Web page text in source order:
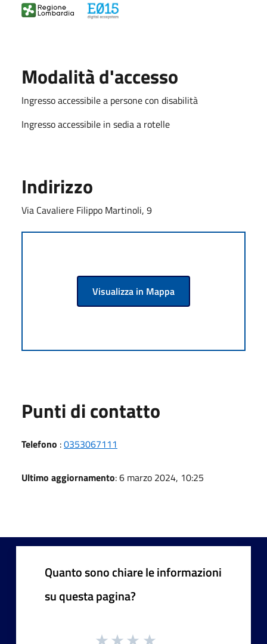
Modalità d'accesso
Ingresso accessibile a persone con disabilità
Ingresso accessibile in sedia a rotelle
Indirizzo
Via Cavaliere Filippo Martinoli, 9
Visualizza in Mappa
Punti di contatto
Telefono :0353067111
Ultimo aggiornamento: 6 marzo 2024, 10:25
Quanto sono chiare le informazioni
su questa pagina?